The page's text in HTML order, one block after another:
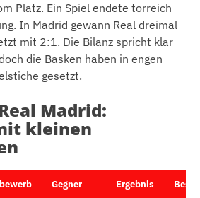
Platz. Ein Spiel endete torreich
In Madrid gewann Real dreimal
mit 2:1. Die Bilanz spricht klar
die Basken haben in engen
gesetzt.
Madrid:
kleinen
Gegner Ergebnis